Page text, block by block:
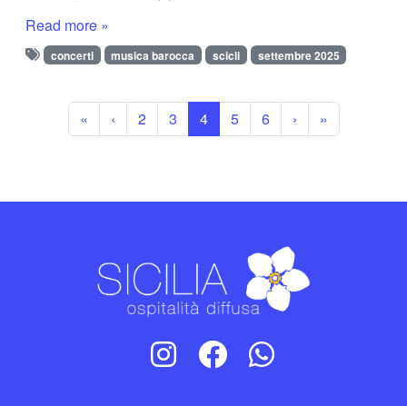
Read more »
concerti musica barocca scicli settembre 2025
Page navigation
« ‹ Page
2 Page
3 Current Page
4 Page
5 Page
6 › »